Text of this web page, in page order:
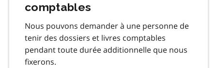
comptables
Nous pouvons demander à une personne de
tenir des dossiers et livres comptables
pendant toute durée additionnelle que nous
fixerons.